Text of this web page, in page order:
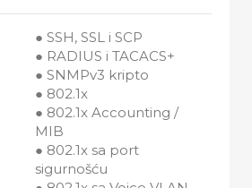
● SSH, SSL i SCP
● RADIUS i TACACS+
● SNMPv3 kripto
● 802.1x
● 802.1x Accounting /
MIB
● 802.1x sa port
sigurnošću